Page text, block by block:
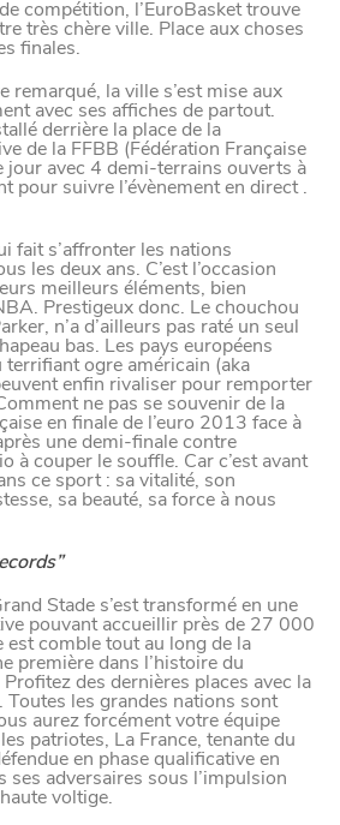
compétition, l’EuroBasket trouve
très chère ville. Place aux choses
finales.
remarqué, la ville s’est mise aux
avec ses affiches de partout.
derrière la place de la
de la FFBB (Fédération Française
jour avec 4 demi-terrains ouverts à
pour suivre l’évènement en direct .
fait s’affronter les nations
les deux ans. C’est l’occasion
meilleurs éléments, bien
Prestigeux donc. Le chouchou
n’a d’ailleurs pas raté un seul
bas. Les pays européens
terrifiant ogre américain (aka
enfin rivaliser pour remporter
ne pas se souvenir de la
en finale de l’euro 2013 face à
une demi-finale contre
à couper le souffle. Car c’est avant
ce sport : sa vitalité, son
sa beauté, sa force à nous
Stade s’est transformé en une
pouvant accueillir près de 27 000
est comble tout au long de la
première dans l’histoire du
des dernières places avec la
. Toutes les grandes nations sont
aurez forcément votre équipe
patriotes, La France, tenante du
en phase qualificative en
ses adversaires sous l’impulsion
voltige.
VIVRE
dans
le NORD
de
navigation et de vous
service possible, nous utilisons
selon la fréquentation.